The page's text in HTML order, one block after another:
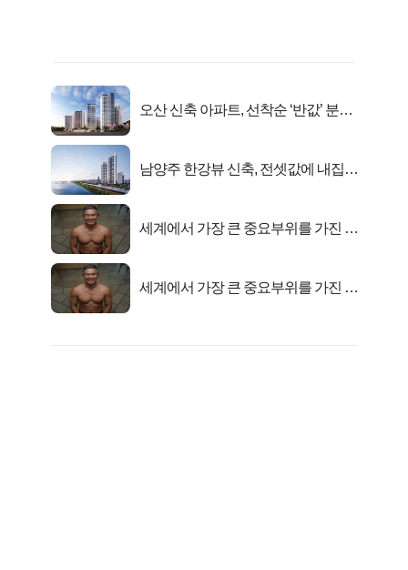
오산 신축 아파트, 선착순 ‘반값’ 분양
남양주 한강뷰 신축, 전셋값에 내집마
세계에서 가장 큰 중요부위를 가진 남
세계에서 가장 큰 중요부위를 가진 남